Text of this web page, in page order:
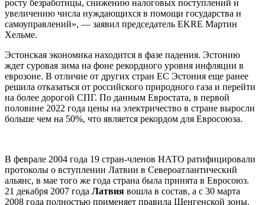
росту безработицы, снижению налоговых поступлений и
увеличению числа нуждающихся в помощи государства и
самоуправлений», — заявил председатель EKRE Мартин
Хельме.
Эстонская экономика находится в фазе падения. Эстонию
ждет суровая зима на фоне рекордного уровня инфляции в
еврозоне. В отличие от других стран ЕС Эстония еще ранее
решила отказаться от российского природного газа и перейти
на более дорогой СПГ. По данным Евростата, в первой
половине 2022 года цены на электричество в стране выросли
больше чем на 50%, что является рекордом для Евросоюза.
В феврале 2004 года 19 стран-членов НАТО ратифицировали
протоколы о вступлении Латвии в Североатлантический
альянс, в мае того же года страна была принята в Евросоюз.
21 декабря 2007 года Латвия вошла в состав, а с 30 марта
2008 года полностью применяет правила Шенгенской зоны.